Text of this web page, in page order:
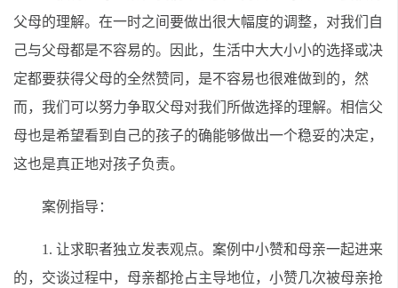
父母的理解。在一时之间要做出很大幅度的调整，对我们自
己与父母都是不容易的。因此，生活中大大小小的选择或决
定都要获得父母的全然赞同，是不容易也很难做到的，然
而，我们可以努力争取父母对我们所做选择的理解。相信父
母也是希望看到自己的孩子的确能够做出一个稳妥的决定，
这也是真正地对孩子负责。
案例指导：
1. 让求职者独立发表观点。案例中小赞和母亲一起进来
的，交谈过程中，母亲都抢占主导地位，小赞几次被母亲抢